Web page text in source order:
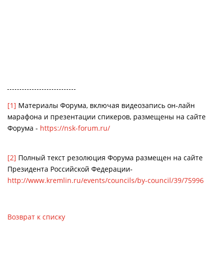
[1] Материалы Форума, включая видеозапись он-лайн
марафона и презентации спикеров, размещены на сайте
Форума - https://nsk-forum.ru/
[2] Полный текст резолюция Форума размещен на сайте
Президента Российской Федерации-
http://www.kremlin.ru/events/councils/by-council/39/75996
Возврат к списку